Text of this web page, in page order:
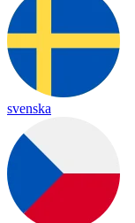
svenska